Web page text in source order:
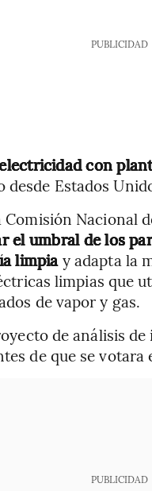
PUBLICIDAD
con
Estados
Nacional
el umbral de los
limpiay adapta la
limpias que
de vapor y gas.
de análisis
de que se votara
PUBLICIDAD